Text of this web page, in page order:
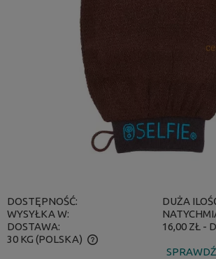
DOSTĘPNOŚĆ:
DUŻA
WYSYŁKA W:
DOSTAWA:
16,00 ZŁ -
30 KG (POLSKA)
CENA NIE ZAWIERA EWENTUALNYCH